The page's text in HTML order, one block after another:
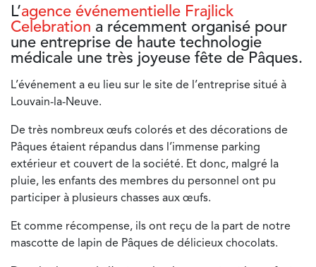
L’agence événementielle Frajlick
Celebration a récemment organisé pour
une entreprise de haute technologie
médicale une très joyeuse fête de Pâques.
L’événement a eu lieu sur le site de l’entreprise situé à
Louvain-la-Neuve.
De très nombreux œufs colorés et des décorations de
Pâques étaient répandus dans l’immense parking
extérieur et couvert de la société. Et donc, malgré la
pluie, les enfants des membres du personnel ont pu
participer à plusieurs chasses aux œufs.
Et comme récompense, ils ont reçu de la part de notre
mascotte de lapin de Pâques de délicieux chocolats.